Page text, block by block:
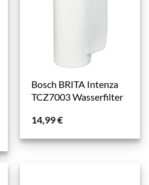
Bosch BRITA Intenza
TCZ7003 Wasserfilter
14,99€